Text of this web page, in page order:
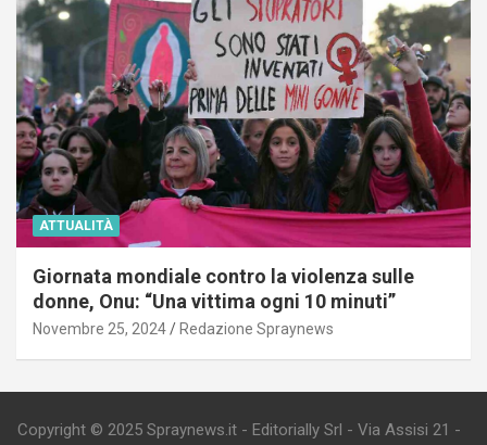
ATTUALITÀ
Giornata mondiale contro la violenza sulle
donne, Onu: “Una vittima ogni 10 minuti”
Novembre 25, 2024 Redazione Spraynews
Copyright © 2025 Spraynews.it - Editorially Srl - Via Assisi 21 -